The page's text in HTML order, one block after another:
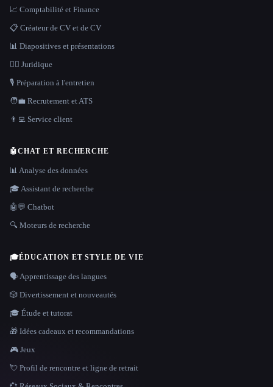
📈 Comptabilité et Finance
📋 Créateur de CV et de CV
📊 Diapositives et présentations
👩‍⚖️ Juridique
🎙️ Préparation à l'entretien
🧑‍💼 Recrutement et ATS
👨‍💻 Service client
🤖CHAT ET RECHERCHE
📊 Analyse des données
🎓 Assistant de recherche
🤖💬 Chatbot
🔍 Moteurs de recherche
🎓ÉDUCATION ET STYLE DE VIE
🗣️ Apprentissage des langues
🎲 Divertissement et nouveautés
🎓 Étude et tutorat
🎁 Idées cadeaux et recommandations
🎮 Jeux
💘 Profil de rencontre et ligne de retrait